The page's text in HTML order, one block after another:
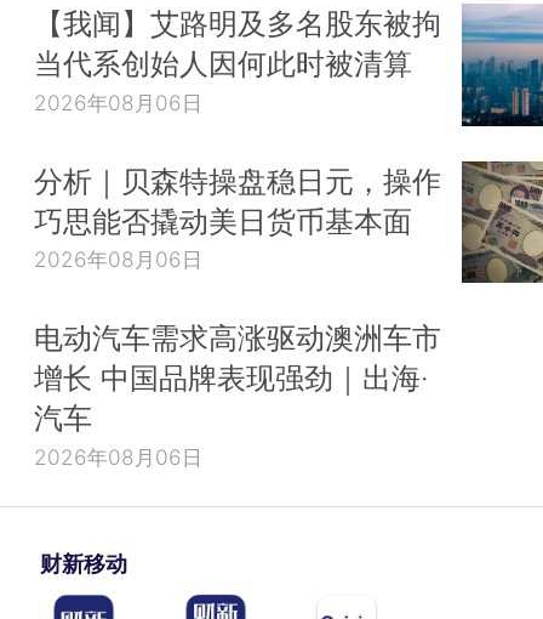
【我闻】艾路明及多名股东被拘
当代系创始人因何此时被清算
2026年08月06日
分析｜贝森特操盘稳日元，操作
巧思能否撬动美日货币基本面
2026年08月06日
电动汽车需求高涨驱动澳洲车市
增长 中国品牌表现强劲｜出海·
汽车
2026年08月06日
财新移动